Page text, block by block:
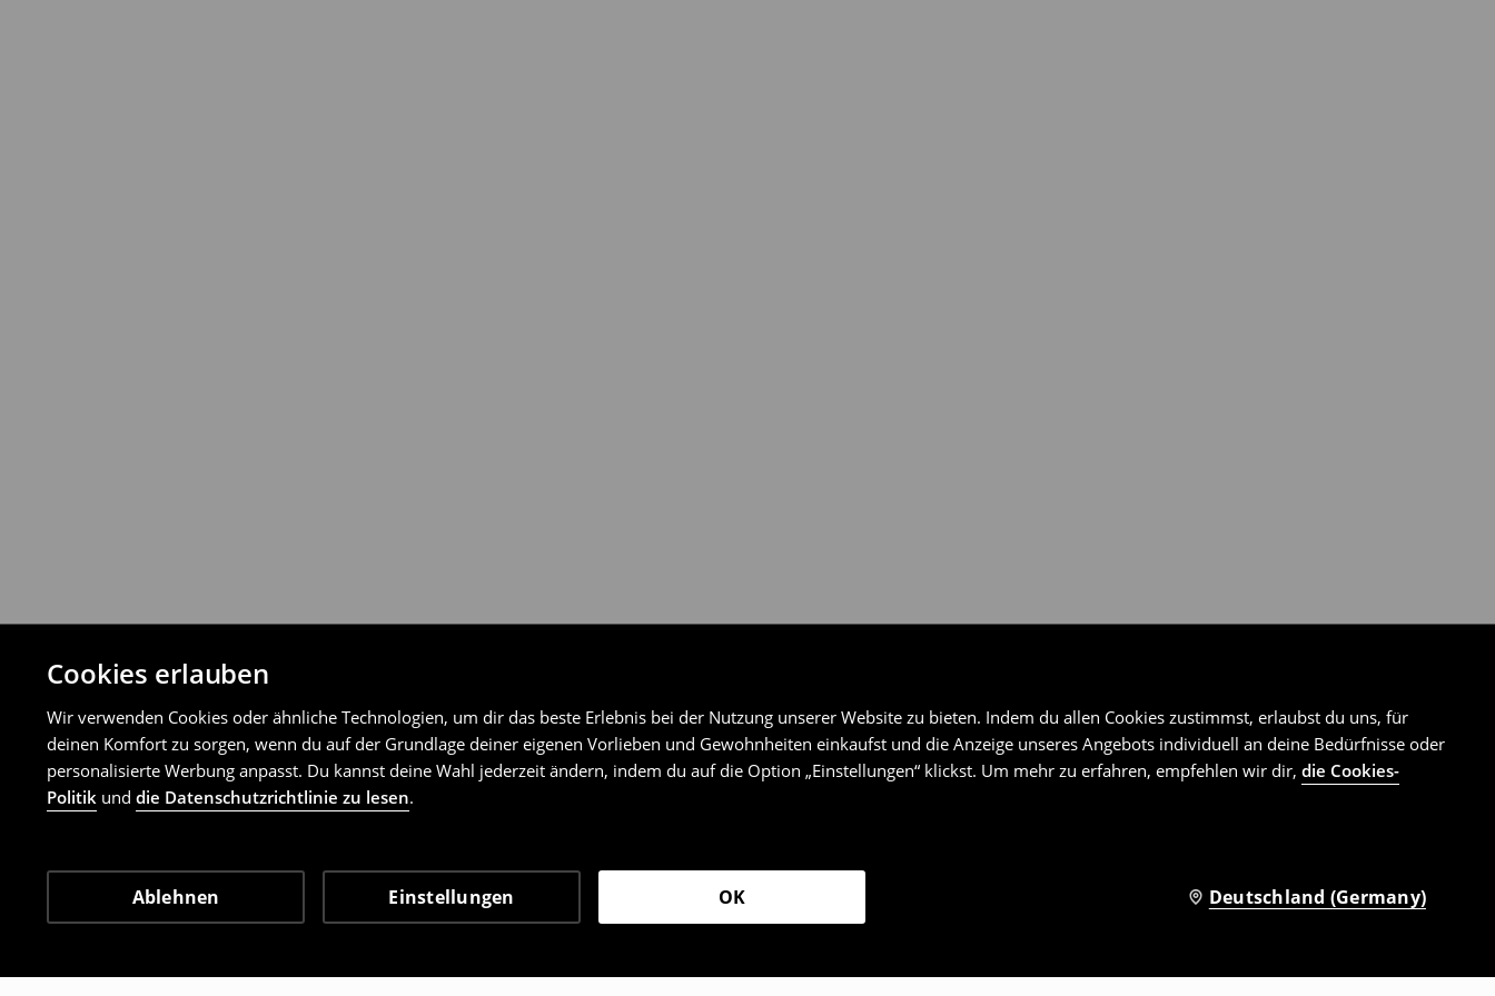
Cookies erlauben
Wir verwenden Cookies oder ähnliche Technologien, um dir das beste Erlebnis bei der Nutzung unserer Website zu bieten. Indem du allen Cookies zustimmst, erlaubst du uns, für
deinen Komfort zu sorgen, wenn du auf der Grundlage deiner eigenen Vorlieben und Gewohnheiten einkaufst und die Anzeige unseres Angebots individuell an deine Bedürfnisse oder
personalisierte Werbung anpasst. Du kannst deine Wahl jederzeit ändern, indem du auf die Option „Einstellungen“ klickst. Um mehr zu erfahren, empfehlen wir dir, die Cookies-
Politik und die Datenschutzrichtlinie zu lesen.
Ablehnen Einstellungen OK Deutschland (Germany)